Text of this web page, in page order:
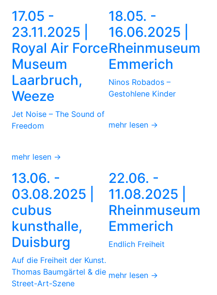
17.05 -
23.11.2025 |
Royal Air Force
Museum
Laarbruch,
Weeze
Jet Noise – The Sound of
Freedom
mehr lesen →
18.05. -
16.06.2025 |
Rheinmuseum
Emmerich
Ninos Robados –
Gestohlene Kinder
mehr lesen →
13.06. -
03.08.2025 |
cubus
kunsthalle,
Duisburg
Auf die Freiheit der Kunst.
Thomas Baumgärtel & die
Street-Art-Szene
22.06. -
11.08.2025 |
Rheinmuseum
Emmerich
Endlich Freiheit
mehr lesen →